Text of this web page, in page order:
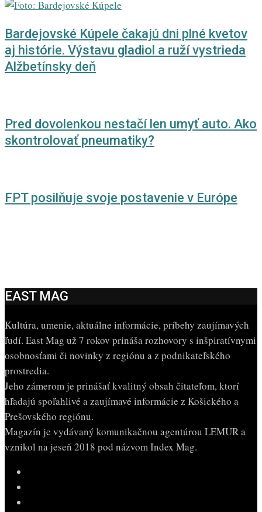
Bardejovské Kúpele čakajú dni plné kvetov
aj histórie. Výstavu gladiol a ruží vystrieda
Alžbetínsky deň
Pred dovolenkou nestačí len umyť auto. Ako
skontrolovať pneumatiky?
FPT posilňuje svoje postavenie v Európe
EAST MAG
Kultúra, umenie, aktuálne informácie, príbehy zaujímavých
ľudí. East Mag už 7 rokov prináša rozhovory s inšpiratívnymi
osobnosťami či novinky z regiónu a z podnikateľského
prostredia.
Jeho zámerom je prinášať kvalitný obsah čitateľom, ktorí
hľadajú spoľahlivé a zaujímavé informácie z Košického a
Prešovského regiónu.
Magazín je vydávaný komunikačnou agentúrou LEMUR a
vznikol na jeseň 2018 pod názvom Index Mag.